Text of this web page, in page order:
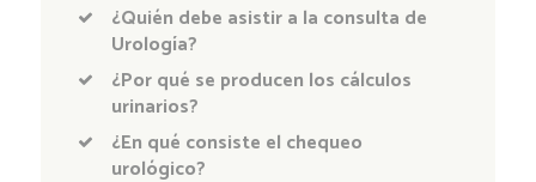
¿Quién debe asistir a la consulta de
Urología?
¿Por qué se producen los cálculos
urinarios?
¿En qué consiste el chequeo
urológico?